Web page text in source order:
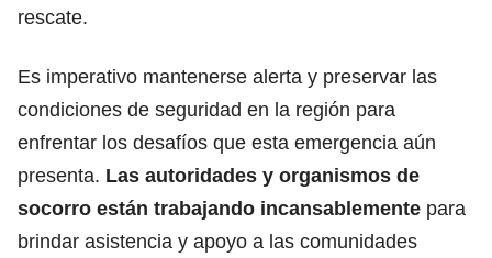
rescate.
Es imperativo mantenerse alerta y preservar las
condiciones de seguridad en la región para
enfrentar los desafíos que esta emergencia aún
presenta. Las autoridades y organismos de
socorro están trabajando incansablemente para
brindar asistencia y apoyo a las comunidades